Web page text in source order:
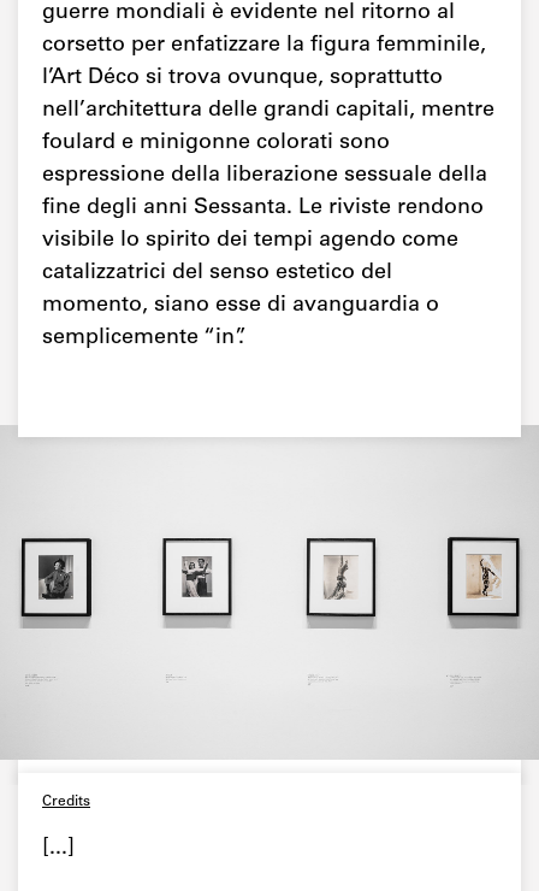
guerre mondiali è evidente nel ritorno al
corsetto per enfatizzare la figura femminile,
l’Art Déco si trova ovunque, soprattutto
nell’architettura delle grandi capitali, mentre
foulard e minigonne colorati sono
espressione della liberazione sessuale della
fine degli anni Sessanta. Le riviste rendono
visibile lo spirito dei tempi agendo come
catalizzatrici del senso estetico del
momento, siano esse di avanguardia o
semplicemente “in”.
Credits
[...]